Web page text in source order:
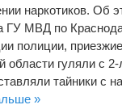
наркотиков. Об
ГУ МВД по
полиции,
области гуляли с
тайники с
»